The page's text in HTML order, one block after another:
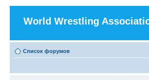
World Wrestling
Список форумов